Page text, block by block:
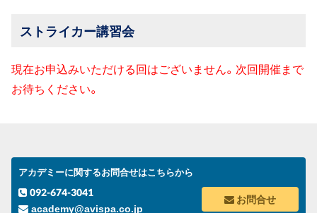
ストライカー講習会
現在お申込みいただける回はございません。次回開催まで
お待ちください。
アカデミーに関するお問合せはこちらから
092-674-3041
academy@avispa.co.jp
お問合せ